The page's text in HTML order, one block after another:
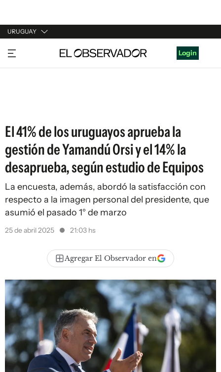
URUGUAY
URUGUAY
ARGENTINA
Login
El 41% de los uruguayos aprueba la
gestión de Yamandú Orsi y el 14% la
desaprueba, según estudio de Equipos
La encuesta, además, abordó la satisfacción con
respecto a la imagen personal del presidente, que
asumió el pasado 1° de marzo
25 de abril 2025 21:03 hs
Agregar El Observador en